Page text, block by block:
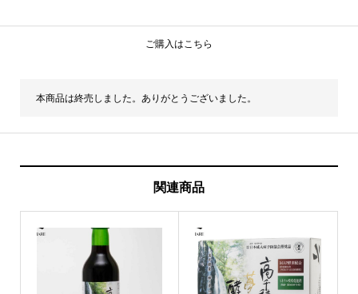
ご購入はこちら
本商品は終売しました。ありがとうございました。
関連商品